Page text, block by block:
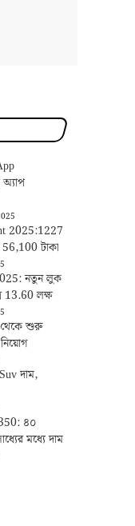
অ্যাপ
2025:1227
56,100 টাকা
নতুন লুক
13.60 লক্ষ
শুরু
দাম,
৪০
মধ্যে দাম